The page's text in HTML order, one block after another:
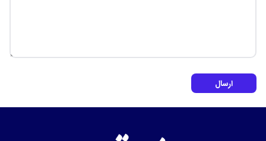
ارسال